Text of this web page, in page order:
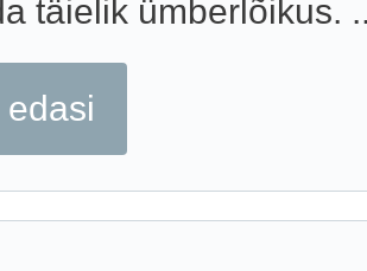
täielik ümberlõikus.
edasi